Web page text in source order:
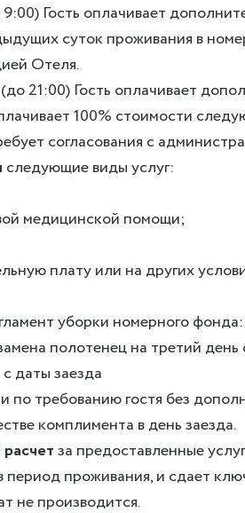
9:00) Гость оплачивает
суток проживания в
Отеля.
(до 21:00) Гость оплачивает
100% стоимости
согласования с
следующие виды услуг:
медицинской помощи;
плату или на других
уборки номерного фонда:
полотенец на третий день
даты заезда
по требованию гостя без
комплимента в день заезда.
за предоставленные
проживания, и сдает
не производится.